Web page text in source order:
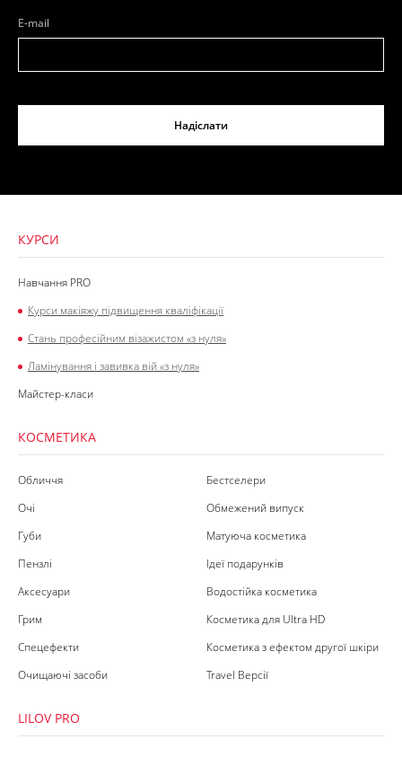
E-mail
Надіслати
КУРСИ
Навчання PRO
Курси макіяжу підвищення кваліфікації
Стань професійним візажистом «з нуля»
Ламінування і завивка вій «з нуля»
Майстер-класи
КОСМЕТИКА
Обличчя
Очі
Губи
Пензлі
Аксесуари
Грим
Спецефекти
Очищаючі засоби
Бестселери
Обмежений випуск
Матуюча косметика
Ідеї подарунків
Водостійка косметика
Косметика для Ultra HD
Косметика з ефектом другої шкіри
Travel Версії
LILOV PRO